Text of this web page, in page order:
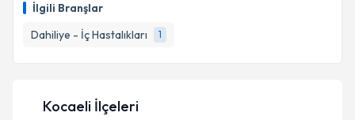
İlgili Branşlar
Dahiliye - İç Hastalıkları
1
Kocaeli İlçeleri